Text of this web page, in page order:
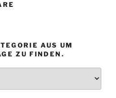
AUS UM
ZU FINDEN.